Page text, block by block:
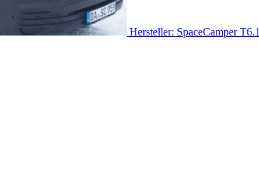
Hersteller: SpaceCamper T6.1